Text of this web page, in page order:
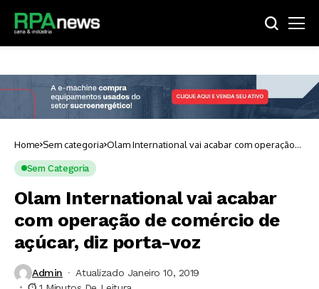
Home Sem categoria Olam International vai acabar com operação
de comércio de açúcar, diz porta-voz
Sem Categoria
Olam International vai acabar
com operação de comércio de
açúcar, diz porta-voz
Admin
Atualizado Janeiro 10, 2019